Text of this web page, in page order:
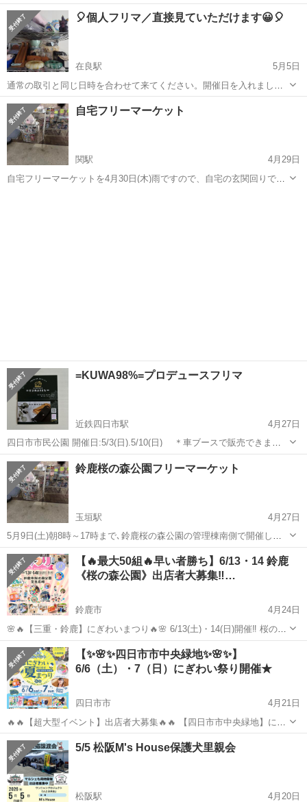
舗募集です。朝8時30分頃来て下さい。出店申し込みは、ジモティーに
メッセージ下さい。先着順になります。今決まっている方は、手作り
品や雑貨やぬいぐるみ等の販売...
三重 鈴鹿市 玉垣駅 フリーマーケット ポケモンカード
🎈個人フリマ／直接見ていただけます😀🎈
在良駅
5月5日
通常の取引と同じ日時を合わせて来てください。開催日を入れました
が不定期です。問い合わせください。 掲載の物を直接みて選んでいた
だくフリマ形式ですが掲載のもの全てはないので、必要なものは必ず
事前にお知らせください。大型もあり...
三重 四日市市 在良駅 フリーマーケット
自宅フリーマーケット
関駅
4月29日
自宅フリーマーケットを4月30日(木)雨ですので、自宅の玄関回りで出
=KUWA98%=プロデュースフリマ
近鉄四日市駅
4月27日
四日市市民公園 開催日:5/3(日).5/10(日) ＊車ブースで販売できま
す。(3m-5m) 出店時間:9:00〜16:00(17:00完全撤退) 出店料金:1ブース
1500円 ＊皆んなで楽しく開催できたら嬉しいです...
三重 四日市市 近鉄四日市駅 フリーマーケット
鈴鹿桜の森公園フリーマーケット
玉垣駅
4月27日
5月9日(土)朝8時～17時まで､鈴鹿桜の森公園の管理棟南側で開催しま
す。4ブース募集しています。出店募集の方は、ジモティーに､連絡
先、名前、販売する物をジモティーにメッセージ下さい。
三重 鈴鹿市 玉垣駅 フリーマーケット
【🔥最大50組🔥早い者勝ち】6/13・14 鈴鹿
《桜の森公園》出店者大募集‼️…
鈴鹿市
4月24日
🌸🔥【三重・鈴鹿】にぎわいまつり🔥🌸 6/13(土)・14(日)開催‼️ 桜の森
公園で集客力あるイベントやります 👉ファミリー来場多い 👉滞在時
間長い 👉販売しやすい環境 ━━━━━━━━━━━━━━...
三重 鈴鹿市 フリーマーケット キッチンカー
【✨🌸✨四日市市中央緑地✨🌸✨】
6/6（土）・7（日）にぎわい祭り開催★
四日市市
4月21日
🔥🔥【超大型イベント】出店者大募集🔥🔥 【四日市市中央緑地】にぎ
わい祭り（フリマ・マルシェ・キッチンカー） 📅2026年6月6日
（土）・7日（日）開催！ 三重県四日市市の人気スポット「四日市市
中央緑地・芝生広場」で...
三重 四日市市 フリーマーケット キッチンカー
5/5 松阪M's House保護犬里親会
松阪駅
4月20日